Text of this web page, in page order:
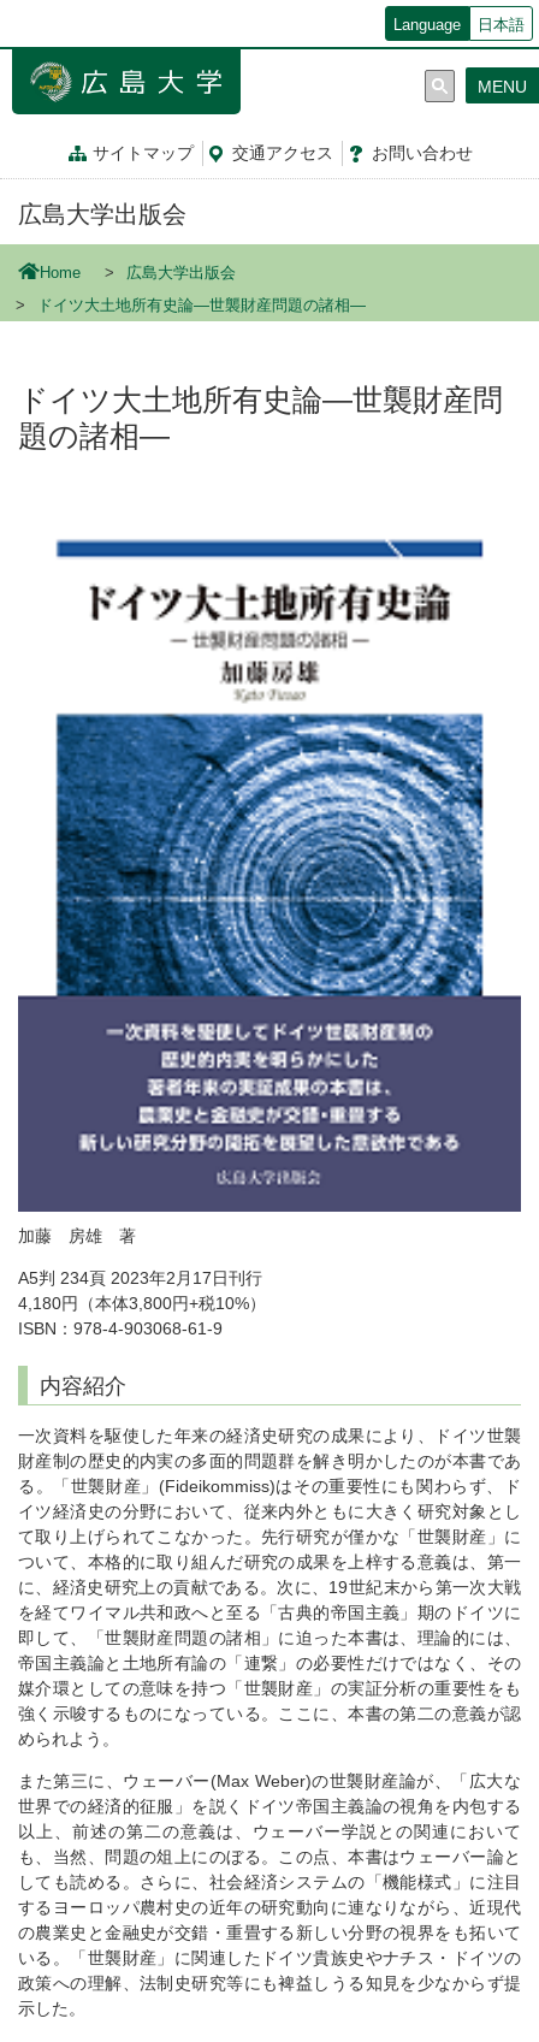
ン
Language 日本語
サイトマップ 交通アクセス お問い合わせ
MENU
広島大学出版会
Home
広島大学出版会
ドイツ大土地所有史論―世襲財産問題の諸相―
ドイツ大土地所有史論―世襲財産問
題の諸相―
加藤 房雄 著
A5判 234頁 2023年2月17日刊行
4,180円（本体3,800円+税10%）
ISBN：978-4-903068-61-9
内容紹介
一次資料を駆使した年来の経済史研究の成果により、ドイツ世襲
財産制の歴史的内実の多面的問題群を解き明かしたのが本書であ
る。「世襲財産」(Fideikommiss)はその重要性にも関わらず、ド
イツ経済史の分野において、従来内外ともに大きく研究対象とし
て取り上げられてこなかった。先行研究が僅かな「世襲財産」に
ついて、本格的に取り組んだ研究の成果を上梓する意義は、第一
に、経済史研究上の貢献である。次に、19世紀末から第一次大戦
を経てワイマル共和政へと至る「古典的帝国主義」期のドイツに
即して、「世襲財産問題の諸相」に迫った本書は、理論的には、
帝国主義論と土地所有論の「連繋」の必要性だけではなく、その
媒介環としての意味を持つ「世襲財産」の実証分析の重要性をも
強く示唆するものになっている。ここに、本書の第二の意義が認
められよう。
また第三に、ウェーバー(Max Weber)の世襲財産論が、「広大な
世界での経済的征服」を説くドイツ帝国主義論の視角を内包する
以上、前述の第二の意義は、ウェーバー学説との関連において
も、当然、問題の俎上にのぼる。この点、本書はウェーバー論と
しても読める。さらに、社会経済システムの「機能様式」に注目
するヨーロッパ農村史の近年の研究動向に連なりながら、近現代
の農業史と金融史が交錯・重畳する新しい分野の視界をも拓いて
いる。「世襲財産」に関連したドイツ貴族史やナチス・ドイツの
政策への理解、法制史研究等にも裨益しうる知見を少なからず提
示した。